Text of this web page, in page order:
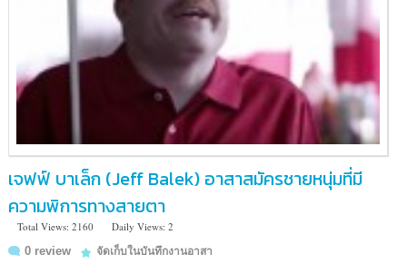
เจฟฟ์ บาเล็ก (Jeff Balek) อาสาสมัครชายหนุ่มที่มี
ความพิการทางสายตา
Total Views: 2160
Daily Views: 2
0 review
จัดเก็บในบันทึกงานอาสา